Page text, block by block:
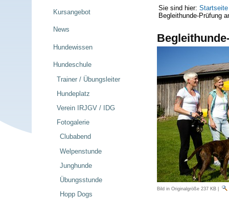
Sie sind hier: Startseite
Begleithunde-Prüfung
Bild in Originalgröße 237 KB|
Kursangebot
News
Hundewissen
Hundeschule
Trainer / Übungsleiter
Hundeplatz
Verein IRJGV / IDG
Fotogalerie
Clubabend
Welpenstunde
Junghunde
Übungsstunde
Hopp Dogs